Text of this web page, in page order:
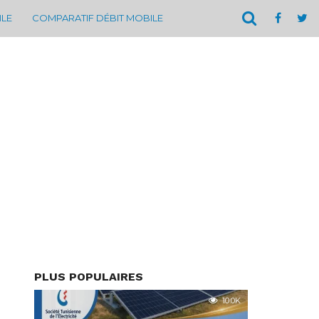
COMPARATIF DÉBIT MOBILE
PLUS POPULAIRES
10.0K